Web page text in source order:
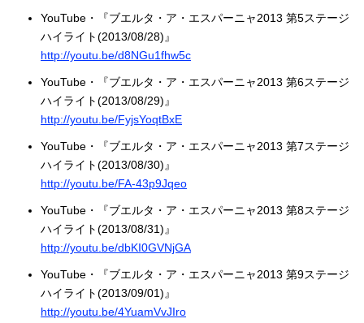
YouTube・『ブエルタ・ア・エスパーニャ2013 第5ステージ
ハイライト(2013/08/28)』
http://youtu.be/d8NGu1fhw5c
YouTube・『ブエルタ・ア・エスパーニャ2013 第6ステージ
ハイライト(2013/08/29)』
http://youtu.be/FyjsYoqtBxE
YouTube・『ブエルタ・ア・エスパーニャ2013 第7ステージ
ハイライト(2013/08/30)』
http://youtu.be/FA-43p9Jqeo
YouTube・『ブエルタ・ア・エスパーニャ2013 第8ステージ
ハイライト(2013/08/31)』
http://youtu.be/dbKI0GVNjGA
YouTube・『ブエルタ・ア・エスパーニャ2013 第9ステージ
ハイライト(2013/09/01)』
http://youtu.be/4YuamVvJIro